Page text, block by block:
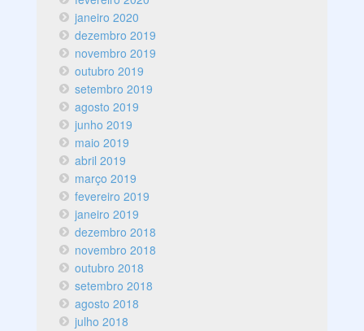
janeiro 2020
dezembro 2019
novembro 2019
outubro 2019
setembro 2019
agosto 2019
junho 2019
maio 2019
abril 2019
março 2019
fevereiro 2019
janeiro 2019
dezembro 2018
novembro 2018
outubro 2018
setembro 2018
agosto 2018
julho 2018